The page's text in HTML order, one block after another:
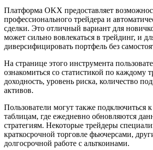
Платформа OKX предоставляет
профессионального трейдера и
сделки. Это отличный вариант для
может сильно вовлекаться в трейдинг, и
диверсифицировать портфель без
На странице этого инструмента
ознакомиться со статистикой по каждому
доходность, уровень риска, количество
активов.
Пользователи могут также подключиться
таблицам, где ежедневно обновляются
стратегиям. Некоторые трейдеры
краткосрочной торговле фьючерсами,
долгосрочной работе с альткоинами.